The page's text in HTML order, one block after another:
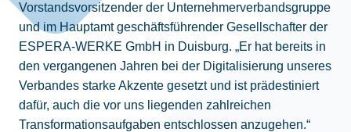
Vorstandsvorsitzender der Unternehmerverbandsgruppe
und im Hauptamt geschäftsführender Gesellschafter der
ESPERA-WERKE GmbH in Duisburg. „Er hat bereits in
den vergangenen Jahren bei der Digitalisierung unseres
Verbandes starke Akzente gesetzt und ist prädestiniert
dafür, auch die vor uns liegenden zahlreichen
Transformationsaufgaben entschlossen anzugehen.“